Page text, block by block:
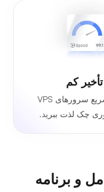
از تأخیر بسیار کم و زمان بارگذاری سریع سرورهای VPS
چک لذت ببرید.
و برنامه